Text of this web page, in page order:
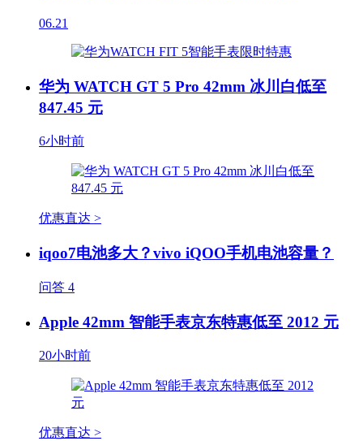
06.21
华为 WATCH GT 5 Pro 42mm 冰川白低至
847.45 元
6小时前
优惠直达 >
iqoo7电池多大？vivo iQOO手机电池容量？
问答 4
Apple 42mm 智能手表京东特惠低至 2012 元
20小时前
优惠直达 >